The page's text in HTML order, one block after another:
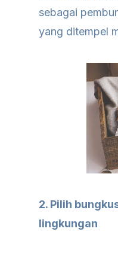
sebagai
yang ditempel
2. Pilih
lingkungan